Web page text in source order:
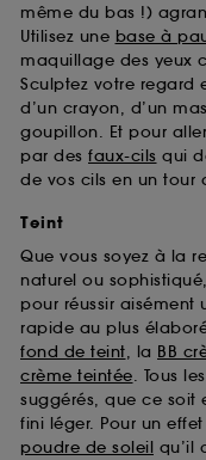
même du bas !)
Utilisez une base à
maquillage des yeux
Sculptez votre regard
d’un crayon, d’un
goupillon. Et pour
par des faux-cils qui
de vos cils en un tour
Teint
Que vous soyez à la
naturel ou
pour réussir
rapide au plus
fond de teint, la BB
crème teintée. Tous
suggérés, que ce soit
fini léger. Pour un
poudre de soleil qu’il